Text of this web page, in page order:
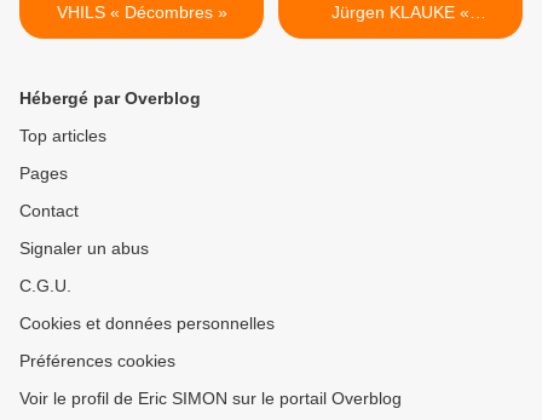
VHILS « Décombres »
Jürgen KLAUKE «
Phantomempfindung » >
Hébergé par Overblog
Top articles
Pages
Contact
Signaler un abus
C.G.U.
Cookies et données personnelles
Préférences cookies
Voir le profil de Eric SIMON sur le portail Overblog